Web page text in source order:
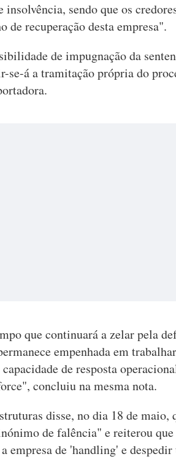
insolvência, sendo que os
de recuperação desta empresa".
de impugnação da
se-á a tramitação própria do
que continuará a zelar pela
empenhada em
de resposta
concluiu na mesma nota.
disse, no dia 18 de maio,
de falência" e reiterou
empresa de 'handling' e